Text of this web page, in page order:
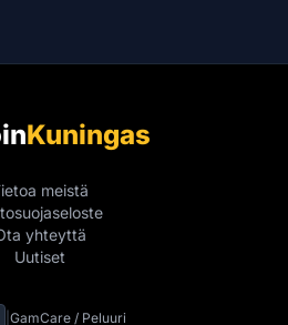
Kuningas
meistä
yhteyttä
Uutiset
GamCare / Peluuri